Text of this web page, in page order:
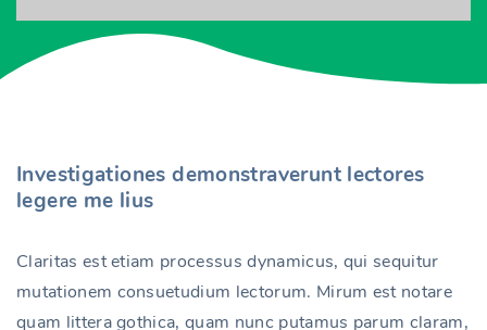
Investigationes demonstraverunt lectores
legere me lius
Claritas est etiam processus dynamicus, qui sequitur
mutationem consuetudium lectorum. Mirum est notare
quam littera gothica, quam nunc putamus parum claram,